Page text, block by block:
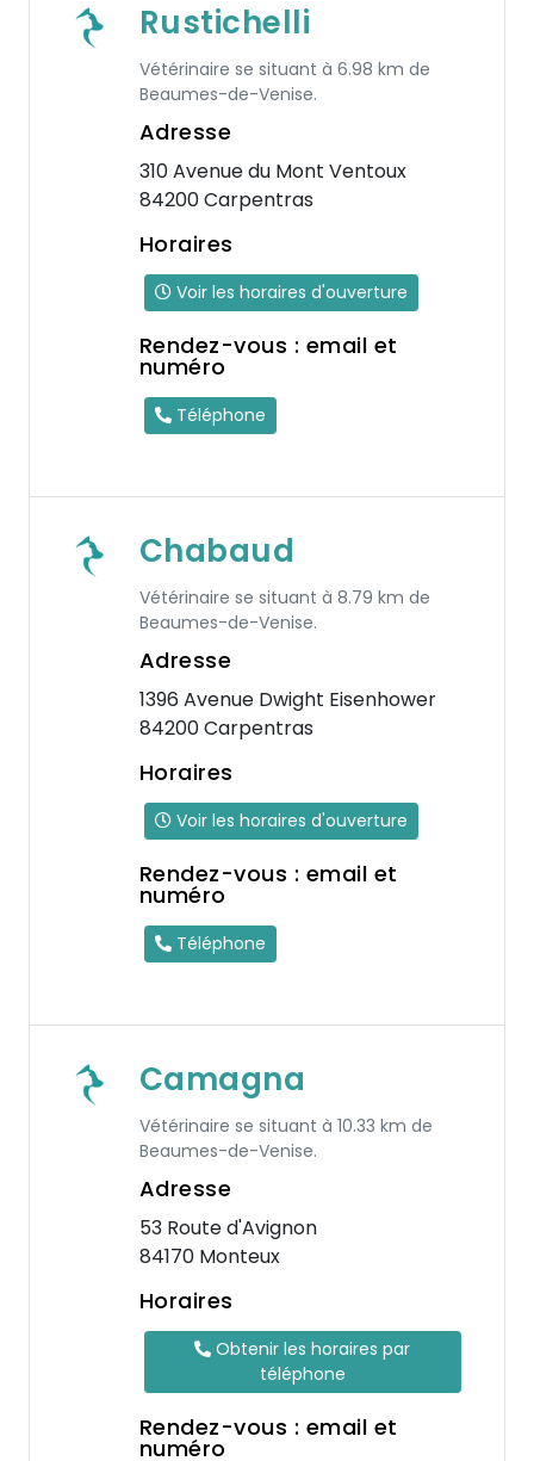
Rustichelli
Vétérinaire se situant à 6.98 km de
Beaumes-de-Venise.
Adresse
310 Avenue du Mont Ventoux
84200 Carpentras
Horaires
Voir les horaires d'ouverture
Rendez-vous : email et
numéro
Téléphone
Chabaud
Vétérinaire se situant à 8.79 km de
Beaumes-de-Venise.
Adresse
1396 Avenue Dwight Eisenhower
84200 Carpentras
Horaires
Voir les horaires d'ouverture
Rendez-vous : email et
numéro
Téléphone
Camagna
Vétérinaire se situant à 10.33 km de
Beaumes-de-Venise.
Adresse
53 Route d'Avignon
84170 Monteux
Horaires
Obtenir les horaires par
téléphone
Rendez-vous : email et
numéro